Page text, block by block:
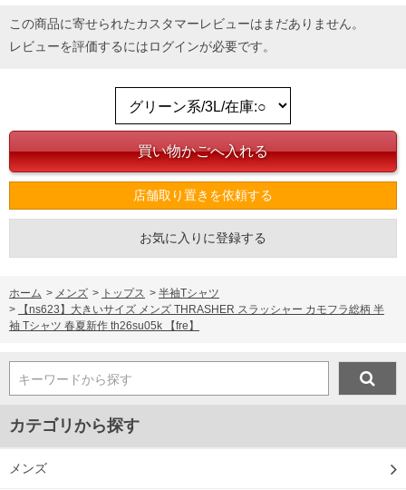
この商品に寄せられたカスタマーレビューはまだありません。
レビューを評価するにはログインが必要です。
店舗取り置きを依頼する
お気に入りに登録する
ホーム > メンズ > トップス > 半袖Tシャツ
>
【ns623】大きいサイズ メンズ THRASHER スラッシャー カモフラ総柄 半
袖 Tシャツ 春夏新作 th26su05k 【fre】
キーワードから探す
カテゴリから探す
メンズ